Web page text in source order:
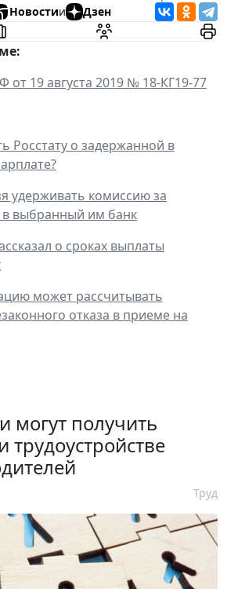
Новостии Дзен
от 19 августа 2019 № 18-КГ19-77
Росстату о задержанной в
удерживать комиссию за
в выбранный им банк
о сроках выплаты
может рассчитывать
отказа в приеме на
могут получить
трудоустройстве
Труд